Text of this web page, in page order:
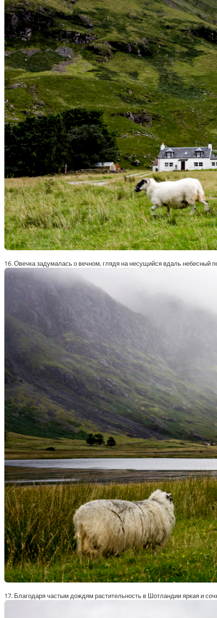
16. Овечка задумалась о вечном, глядя на несущийся вдаль небесный
17. Благодаря частым дождям растительность в Шотландии яркая и